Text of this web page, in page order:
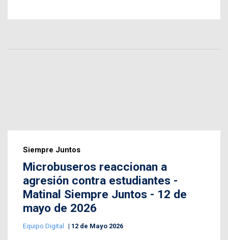
Siempre Juntos
Microbuseros reaccionan a
agresión contra estudiantes -
Matinal Siempre Juntos - 12 de
mayo de 2026
Equipo Digital 12 de Mayo 2026